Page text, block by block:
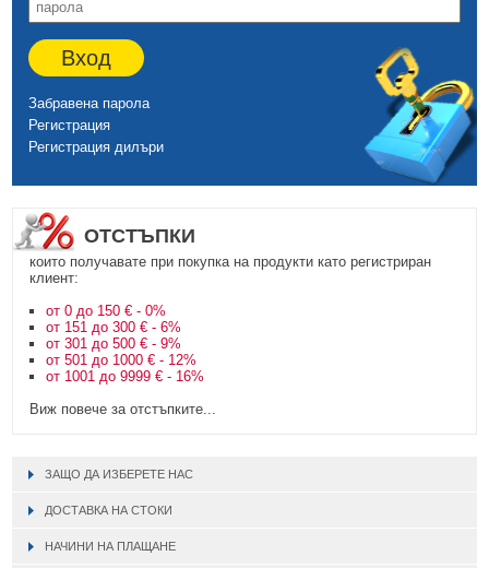
Вход
Забравена парола
Регистрация
Регистрация дилъри
ОТСТЪПКИ
които получавате при покупка на продукти като регистриран
клиент:
от 0 до 150 € - 0%
от 151 до 300 € - 6%
от 301 до 500 € - 9%
от 501 до 1000 € - 12%
от 1001 до 9999 € - 16%
Виж повече за отстъпките...
ЗАЩО ДА ИЗБЕРЕТЕ НАС
ДОСТАВКА НА СТОКИ
НАЧИНИ НА ПЛАЩАНЕ